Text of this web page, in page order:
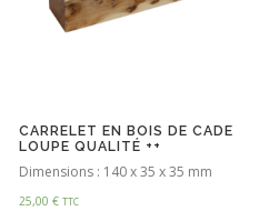
CARRELET EN BOIS DE CADE
LOUPE QUALITÉ ++
Dimensions : 140 x 35 x 35 mm
25,00€ TTC